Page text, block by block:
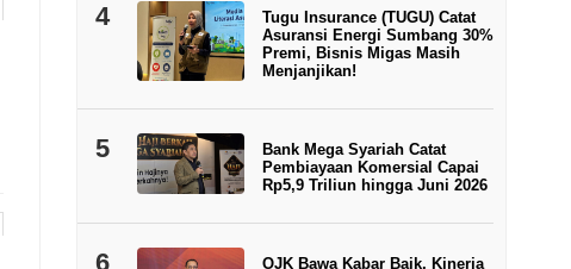
4
Tugu Insurance (TUGU) Catat
Asuransi Energi Sumbang 30%
Premi, Bisnis Migas Masih
Menjanjikan!
5
Bank Mega Syariah Catat
Pembiayaan Komersial Capai
Rp5,9 Triliun hingga Juni 2026
6
OJK Bawa Kabar Baik, Kinerja